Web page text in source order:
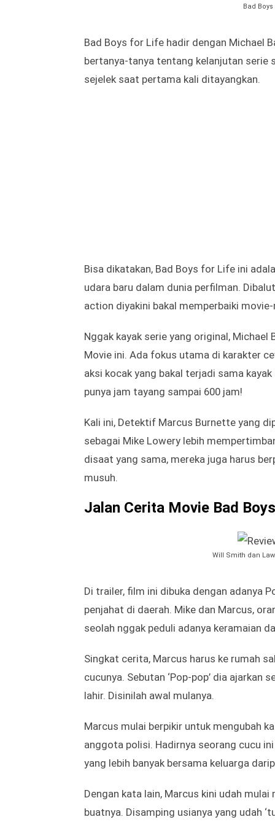
Bad
Bad Boys for Life hadir dengan Michael
bertanya-tanya tentang kelanjutan serie
sejelek saat pertama kali ditayangkan.
Bisa dikatakan, Bad Boys for Life ini
udara baru dalam dunia perfilman.
action diyakini bakal memperbaiki
Nggak kayak serie yang original,
Movie ini. Ada fokus utama di karakter
aksi kocak yang bakal terjadi sama
punya jam tayang sampai 600 jam!
Kali ini, Detektif Marcus Burnette yang
sebagai Mike Lowery lebih
disaat yang sama, mereka juga harus
musuh.
Jalan Cerita Movie Bad
Will Smith dan
Di trailer, film ini dibuka dengan adanya
penjahat di daerah. Mike dan Marcus,
seolah nggak peduli adanya keramaian
Singkat cerita, Marcus harus ke rumah
cucunya. Sebutan ‘Pop-pop’ dia ajarkan
lahir. Disinilah awal mulanya.
Marcus mulai berpikir untuk mengubah
anggota polisi. Hadirnya seorang cucu
yang lebih banyak bersama keluarga
Dengan kata lain, Marcus kini udah
buatnya. Disamping usianya yang udah